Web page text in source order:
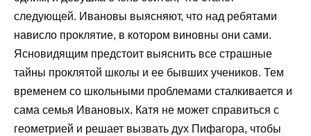
следующей. Ивановы выясняют, что над ребятами
нависло проклятие, в котором виновны они сами.
Ясновидящим предстоит выяснить все страшные
тайны проклятой школы и ее бывших учеников. Тем
временем со школьными проблемами сталкивается и
сама семья Ивановых. Катя не может справиться с
геометрией и решает вызвать дух Пифагора, чтобы